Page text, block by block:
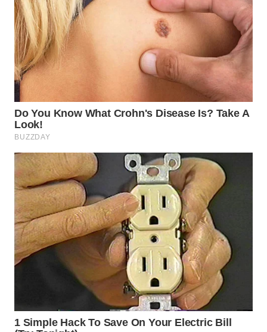
WN
NATUNA
WN
WN
MANDALIKA
WN
LIKUPANG
WN
LABUANBAJO
WN
Group